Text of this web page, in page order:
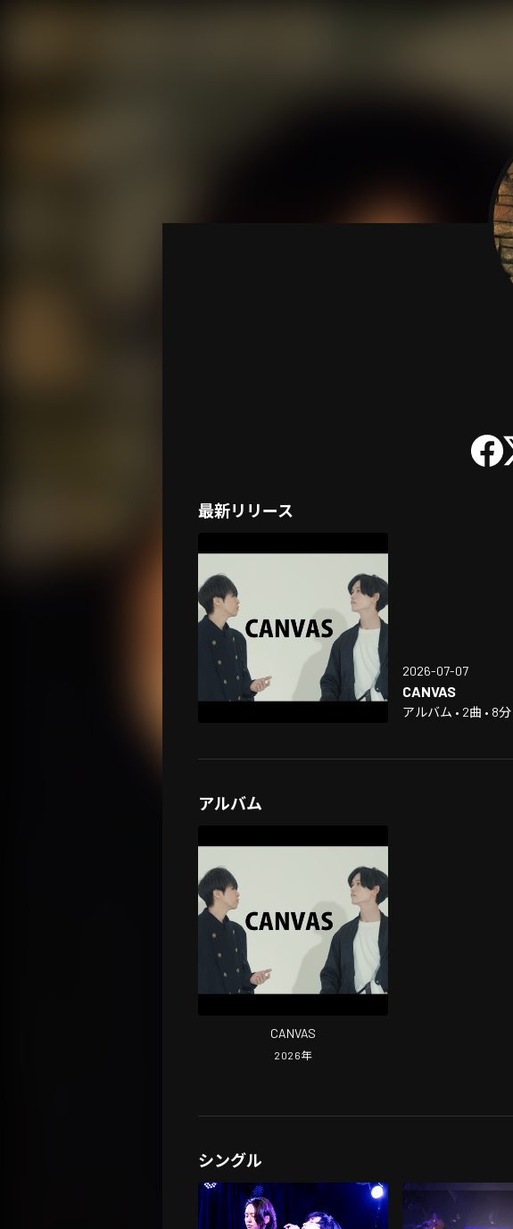
最新リリース
2026-07-07
CANVAS
アルバム • 2曲 • 8分
アルバム
CANVAS
2026年
シングル